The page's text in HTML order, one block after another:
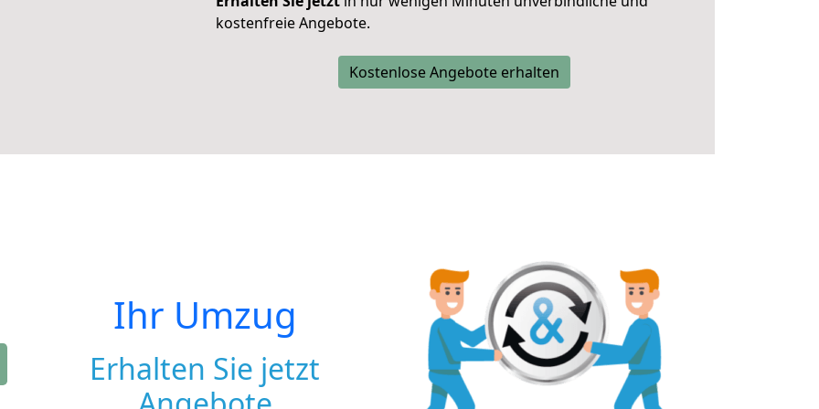
kostenfreie Angebote.
Kostenlose Angebote erhalten
Ihr Umzug
Erhalten Sie jetzt